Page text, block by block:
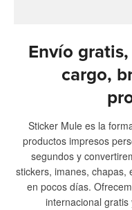
Envío
cargo,
Sticker Mule es la
productos impresos
segundos y
stickers, imanes, chapas,
en pocos días.
internacional